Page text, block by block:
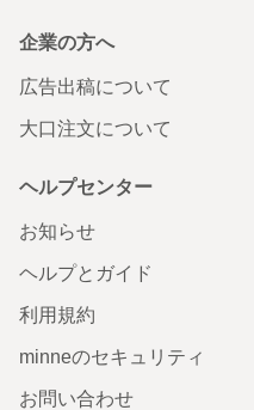
企業の方へ
広告出稿について
大口注文について
ヘルプセンター
お知らせ
ヘルプとガイド
利用規約
minneのセキュリティ
お問い合わせ